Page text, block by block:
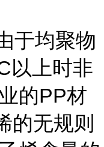
于均聚物
以上时非
的PP材
的无规则